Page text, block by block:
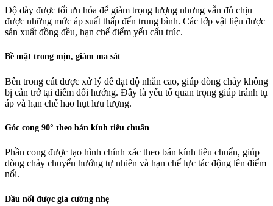
Độ dày được tối ưu hóa để giảm trọng lượng nhưng vẫn đủ chịu
được những mức áp suất thấp đến trung bình. Các lớp vật liệu được
sản xuất đồng đều, hạn chế điểm yếu cấu trúc.
Bề mặt trong mịn, giảm ma sát
Bên trong cút được xử lý để đạt độ nhẵn cao, giúp dòng chảy không
bị cản trở tại điểm đổi hướng. Đây là yếu tố quan trọng giúp tránh tụ
áp và hạn chế hao hụt lưu lượng.
Góc cong 90° theo bán kính tiêu chuẩn
Phần cong được tạo hình chính xác theo bán kính tiêu chuẩn, giúp
dòng chảy chuyển hướng tự nhiên và hạn chế lực tác động lên điểm
nối.
Đầu nối được gia cường nhẹ